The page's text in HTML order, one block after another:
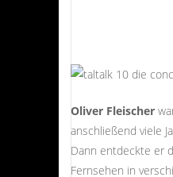
Oliver Fleischer
anschließend viele
Dann entdeckte er
Fernsehen in